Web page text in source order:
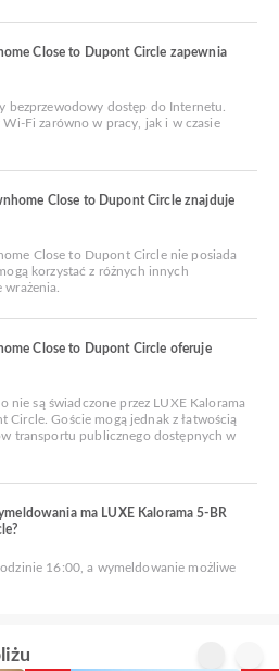
Close to Dupont Circle zapewnia
bezprzewodowy dostęp do Internetu.
Wi-Fi zarówno w pracy, jak i w czasie
Close to Dupont Circle znajduje
Close to Dupont Circle nie posiada
korzystać z różnych innych
Close to Dupont Circle oferuje
nie są świadczone przez LUXE Kalorama
Circle. Goście mogą jednak z łatwością
transportu publicznego dostępnych w
ma LUXE Kalorama 5-BR
16:00, a wymeldowanie możliwe